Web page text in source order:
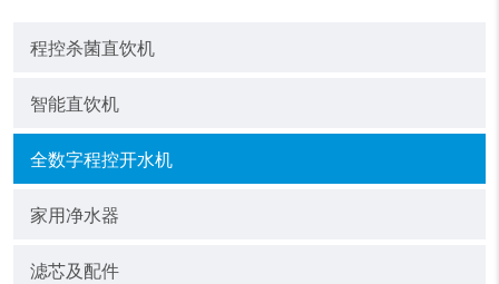
程控杀菌直饮机
智能直饮机
全数字程控开水机
家用净水器
滤芯及配件